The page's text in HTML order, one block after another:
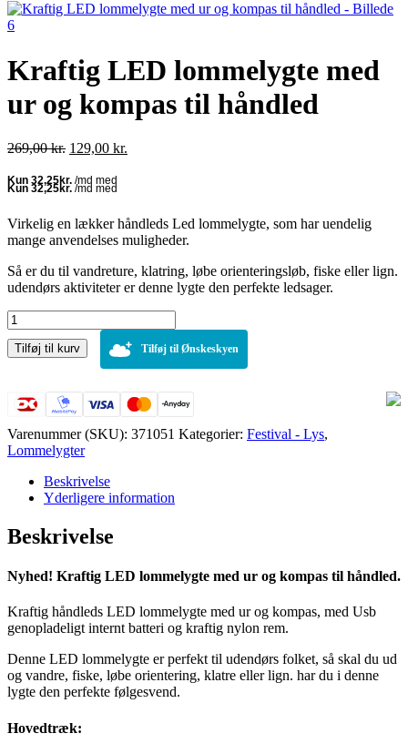
Kraftig LED lommelygte med
ur og kompas til håndled
269,00kr. Den
pris
var:
129,00 kr.
Virkelig en lækker håndleds Led lommelygte, som har uendelig
mange anvendelses muligheder.
Så er du til vandreture, klatring, løbe orienteringsløb, fiske eller lign.
udendørs aktiviteter er denne lygte den perfekte ledsager.
Kraftig
LED
lommelygte
og
kompas
til
håndled
Tilføj til kurv Tilføj til Ønskeskyen
Varenummer (SKU): 371051 Kategorier: Festival - Lys,
Lommelygter
Beskrivelse
Yderligere information
Beskrivelse
Nyhed! Kraftig LED lommelygte med ur og kompas til håndled.
Kraftig håndleds LED lommelygte med ur og kompas, med Usb
genopladeligt internt batteri og kraftig nylon rem.
Denne LED lommelygte er perfekt til udendørs folket, så skal du ud
og vandre, fiske, løbe orientering, klatre eller lign. har du i denne
lygte den perfekte følgesvend.
Hovedtræk: